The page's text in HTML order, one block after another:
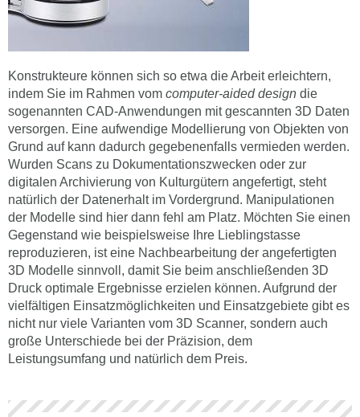
Konstrukteure können sich so etwa die Arbeit erleichtern,
indem Sie im Rahmen vom computer-aided design die
sogenannten CAD-Anwendungen mit gescannten 3D Daten
versorgen. Eine aufwendige Modellierung von Objekten von
Grund auf kann dadurch gegebenenfalls vermieden werden.
Wurden Scans zu Dokumentationszwecken oder zur
digitalen Archivierung von Kulturgütern angefertigt, steht
natürlich der Datenerhalt im Vordergrund. Manipulationen
der Modelle sind hier dann fehl am Platz. Möchten Sie einen
Gegenstand wie beispielsweise Ihre Lieblingstasse
reproduzieren, ist eine Nachbearbeitung der angefertigten
3D Modelle sinnvoll, damit Sie beim anschließenden 3D
Druck optimale Ergebnisse erzielen können. Aufgrund der
vielfältigen Einsatzmöglichkeiten und Einsatzgebiete gibt es
nicht nur viele Varianten vom 3D Scanner, sondern auch
große Unterschiede bei der Präzision, dem
Leistungsumfang und natürlich dem Preis.